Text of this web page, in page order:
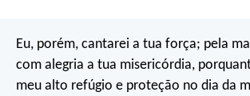
Eu, porém, cantarei a tua força; pela
com alegria a tua misericórdia,
meu alto refúgio e proteção no dia da